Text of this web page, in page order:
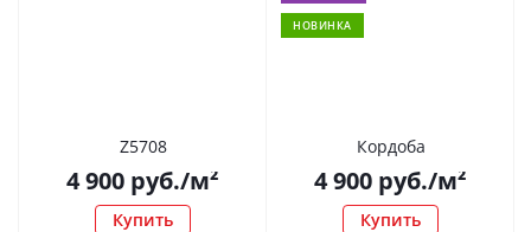
Z5708
4 900 руб./м²
Купить
НОВИНКА
Кордоба
4 900 руб./м²
Купить